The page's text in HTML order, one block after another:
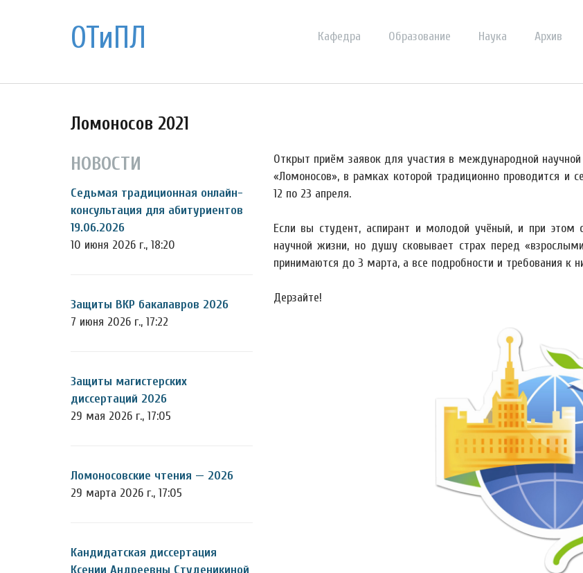
ОТиПЛ Кафедра Образование Наука Архив
Ломоносов 2021
НОВОСТИ
Седьмая традиционная онлайн-
консультация для абитуриентов
19.06.2026
10 июня 2026 г., 18:20
Защиты ВКР бакалавров 2026
7 июня 2026 г., 17:22
Защиты магистерских
диссертаций 2026
29 мая 2026 г., 17:05
Ломоносовские чтения — 2026
29 марта 2026 г., 17:05
Кандидатская диссертация
Ксении Андреевны Студеникиной
Открыт приём заявок для участия в международной
«Ломоносов», в рамках которой традиционно проводится
12 по 23 апреля.
Если вы студент, аспирант и молодой учёный, и при
научной жизни, но душу сковывает страх перед
принимаются до 3 марта, а все подробности и требования к
Дерзайте!